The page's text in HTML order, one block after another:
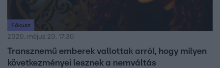
Fókusz
2020. május 20. 17:30
Transznemű emberek vallottak arról, hogy milyen
következményei lesznek a nemváltás